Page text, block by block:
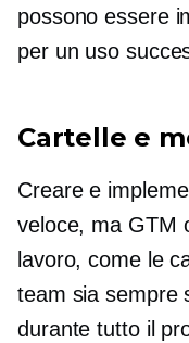
possono essere
per un uso
Cartelle e
Creare e
veloce, ma GTM
lavoro, come le
team sia sempre
durante tutto il